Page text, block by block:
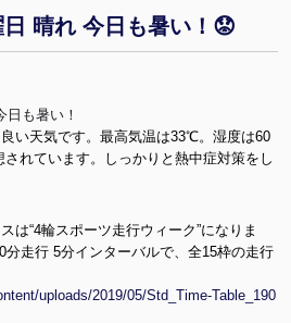
晴れ 今日も暑い！😟
日も暑い！
tp
s:/
w.
fa
e
い天気です。最高気温は33℃。湿度は60
れています。しっかりと熱中症対策をし
は“4輪スポーツ走行ウィーク”になりま
走行 5分インターバルで、全15枠の走行
uploads/2019/05/Std_Time-Table_190